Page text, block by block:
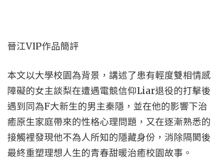
晉江VIP作品簡評
本文以大學校園為背景，講述了患有輕度雙相情感
障礙的女主談梨在遭遇電競信仰Liar退役的打擊後
遇到同為F大新生的男主秦隱，並在他的影響下治
癒原生家庭帶來的性格心理問題，又在逐漸熟悉的
接觸裡發現他不為人所知的隱藏身份，消除隔閡後
最終重塑理想人生的青春甜暖治癒校園故事。